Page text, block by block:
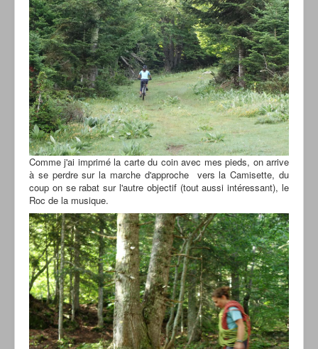
Comme j'ai imprimé la carte du coin avec mes pieds, on arrive
à se perdre sur la marche d'approche vers la Camisette, du
coup on se rabat sur l'autre objectif (tout aussi intéressant), le
Roc de la musique.